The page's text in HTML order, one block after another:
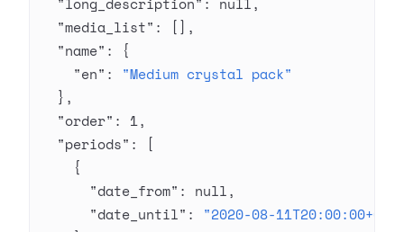
  "media_list"
: [],
  "name"
: {
    "en"
: "Medium crystal pack"
  },
  "order"
: 1,
  "periods"
: [
    {
      "date_from"
: null,
      "date_until"
: "2020-08-